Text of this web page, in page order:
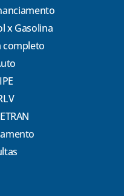
x Gasolina
completo